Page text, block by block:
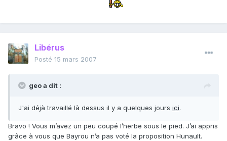
Libérus
Posté 15 mars 2007
geo a dit :
J'ai déjà travaillé là dessus il y a quelques jours ici.
Bravo ! Vous m’avez un peu coupé l’herbe sous le pied. J’ai appris
grâce à vous que Bayrou n’a pas voté la proposition Hunault.